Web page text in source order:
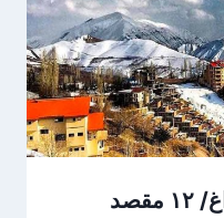
تهرانِ سرد، تجربه‌های داغ/ ۱۲ مقصد